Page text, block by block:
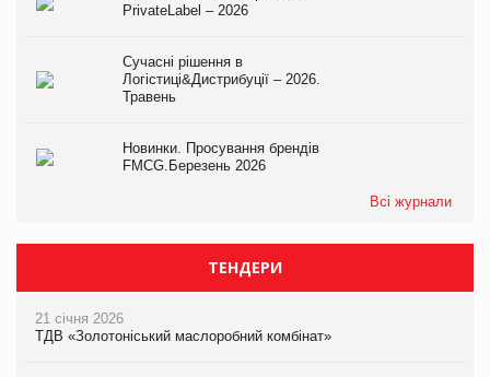
PrivateLabel – 2026
Сучасні рішення в
Логістиці&Дистрибуції – 2026.
Травень
Новинки. Просування брендів
FMCG.Березень 2026
Всі журнали
ТЕНДЕРИ
21 січня 2026
ТДВ «Золотоніський маслоробний комбінат»